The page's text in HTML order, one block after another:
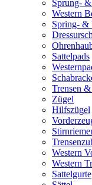
Sprung-
Western
Spring- &
Sattelpads
Trensen
Zügel
Hilfszügel
Western
Western
Sattelgurte